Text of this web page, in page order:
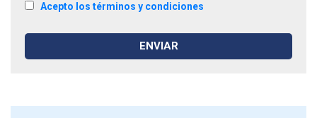
Acepto los términos y condiciones